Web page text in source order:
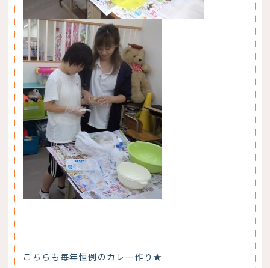
こちらも毎年恒例のカレー作り★